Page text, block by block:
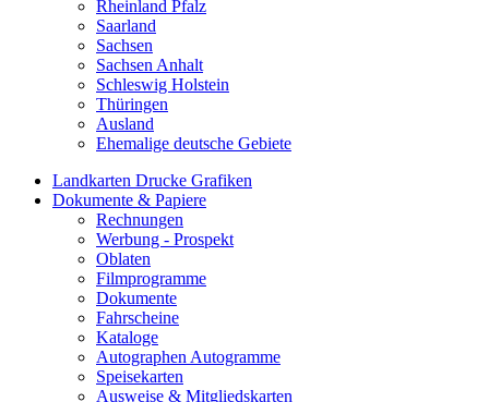
Rheinland Pfalz
Saarland
Sachsen
Sachsen Anhalt
Schleswig Holstein
Thüringen
Ausland
Ehemalige deutsche Gebiete
Landkarten Drucke Grafiken
Dokumente & Papiere
Rechnungen
Werbung - Prospekt
Oblaten
Filmprogramme
Dokumente
Fahrscheine
Kataloge
Autographen Autogramme
Speisekarten
Ausweise & Mitgliedskarten